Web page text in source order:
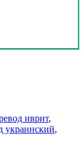
иврит,
украинский,